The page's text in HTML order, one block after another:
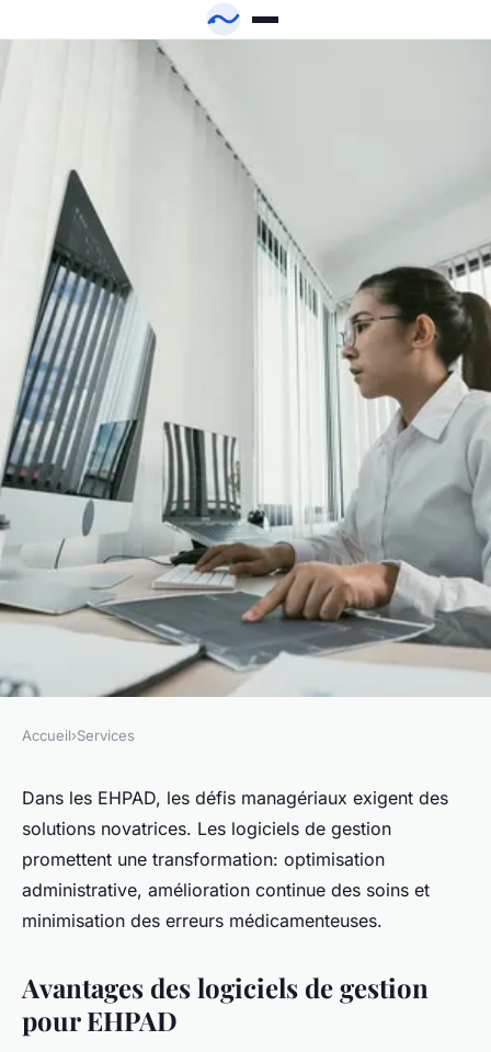
Logiciel pour ehpad : pour un
management plus efficace
Marie•10 avril 2024•3 min de lecture
Accueil›Services
Dans les EHPAD, les défis managériaux exigent des
solutions novatrices. Les logiciels de gestion
promettent une transformation: optimisation
administrative, amélioration continue des soins et
minimisation des erreurs médicamenteuses.
Avantages des logiciels de gestion
pour EHPAD